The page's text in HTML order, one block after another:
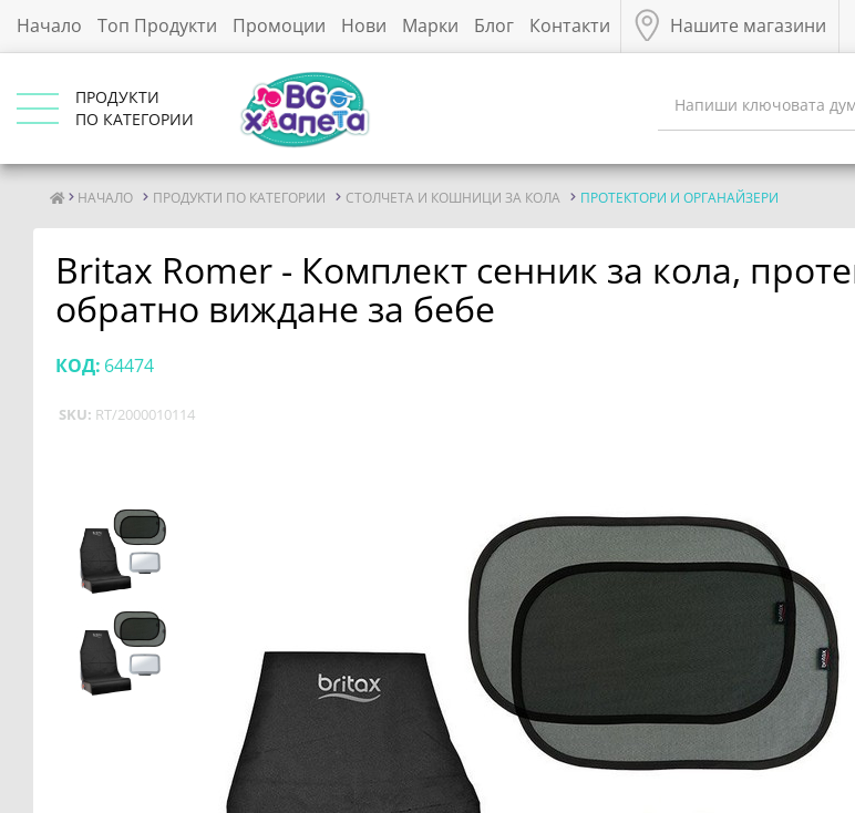
Начало Топ Продукти Промоции Нови Марки Блог Контакти Нашите магазини
ПРОДУКТИ
ПО КАТЕГОРИИ
НАЧАЛО ПРОДУКТИ ПО КАТЕГОРИИ СТОЛЧЕТА И КОШНИЦИ ЗА КОЛА ПРОТЕКТОРИ И ОРГАНАЙЗЕРИ
Britax Romer - Комплект сенник за кола,
обратно виждане за бебе
КОД: 64474
SKU: RT/2000010114